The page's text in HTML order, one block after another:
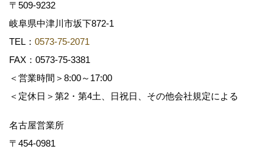
〒509-9232
岐阜県中津川市坂下872‐1
TEL： 0573-75-2071
FAX：0573-75-3381
＜営業時間＞8:00～17:00
＜定休日＞第2・第4土、日祝日、その他会社規定による
名古屋営業所
〒454-0981